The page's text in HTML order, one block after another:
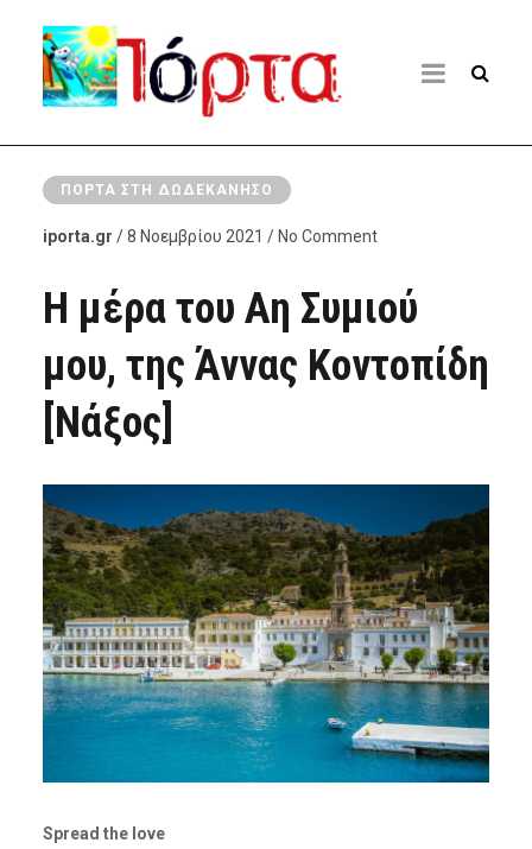
ΠΌΡΤΑ ΣΤΗ ΔΩΔΕΚΆΝΗΣΟ
iporta.gr / 8 Νοεμβρίου 2021 / No Comment
Η μέρα του Αη Συμιού
μου, της Άννας Κοντοπίδη
[Νάξος]
Spread the love